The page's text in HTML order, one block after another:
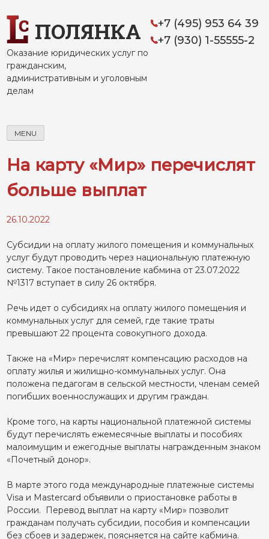
to
contentПОЛЯНКА
Оказание юридических услуг по
гражданским,
административным и уголовным
делам
+7 (495) 953 64 39
+7 (930) 1-55555-2
MENU
На карту «Мир» перечислят
больше выплат
26.10.2022
Субсидии на оплату жилого помещения и коммунальных
услуг будут проводить через национальную платежную
систему. Такое постановление кабмина от 23.07.2022
№1317 вступает в силу 26 октября.
Речь идет о субсидиях на оплату жилого помещения и
коммунальных услуг для семей, где такие траты
превышают 22 процента совокупного дохода.
Также на «Мир» перечислят компенсацию расходов на
оплату жилья и жилищно-коммунальных услуг. Она
положена педагогам в сельской местности, членам семей
погибших военнослужащих и другим граждан.
Кроме того, на карты национальной платежной системы
будут перечислять ежемесячные выплаты и пособиях
малоимущим и ежегодные выплаты награжденным знаком
«Почетный донор».
В марте этого года международные платежные системы
Visa и Mastercard объявили о приостановке работы в
России. Перевод выплат на карту «Мир» позволит
гражданам получать субсидии, пособия и компенсации
без сбоев и задержек, поясняется на сайте кабмина.